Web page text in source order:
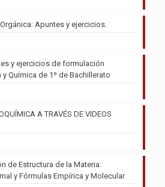
Apuntes y ejercicios.
y ejercicios de formulación
Química de 1º de Bachillerato
A TRAVÉS DE VIDEOS
de Estructura de la Materia:
y Fórmulas Empírica y Molecular